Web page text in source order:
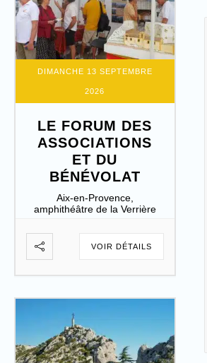
DIMANCHE 13 SEPTEMBRE
2026
LE FORUM DES
ASSOCIATIONS
ET DU
BÉNÉVOLAT
Aix-en-Provence,
amphithéâtre de la Verrière
VOIR DÉTAILS